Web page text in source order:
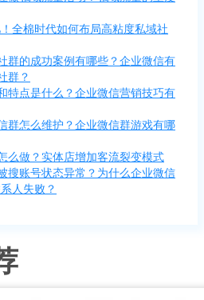
全棉时代如何布局高粘度私域社
群的成功案例有哪些？企业微信有
群？
特点是什么？企业微信营销技巧有
群怎么维护？企业微信群游戏有哪
么做？实体店增加客流裂变模式
搜账号状态异常？为什么企业微信
人失败？